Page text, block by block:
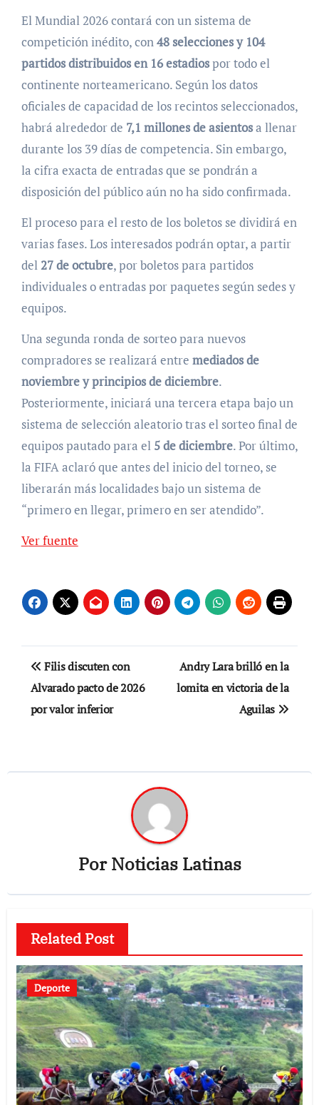
El Mundial 2026 contará con un sistema de
competición inédito, con48 selecciones y 104
partidos distribuidos en 16 estadiospor todo el
continente norteamericano. Según los datos
oficiales de capacidad de los recintos seleccionados,
habrá alrededor de 7,1 millones de asientosa llenar
durante los 39 días de competencia. Sin embargo,
la cifra exacta de entradas que se pondrán a
disposición del público aún no ha sido confirmada.
El proceso para el resto de los boletos se dividirá en
varias fases. Los interesados podrán optar, a partir
del27 de octubre, por boletos para partidos
individuales o entradas por paquetes según sedes y
equipos.
Una segunda ronda de sorteo para nuevos
compradores se realizará entre mediados de
noviembre y principios de diciembre.
Posteriormente, iniciará una tercera etapa bajo un
sistema de selección aleatorio tras el sorteo final de
equipos pautado para el 5 de diciembre. Por último,
la FIFA aclaró que antes del inicio del torneo, se
liberarán más localidades bajo un sistema de
“primero en llegar, primero en ser atendido”.
Ver fuente
Navegación
de
entradas
Filis discuten con
Alvarado pacto de 2026
por valor inferior
Andry Lara brilló en la
lomita en victoria de la
Aguilas
PorNoticias Latinas
Related Post
Deporte